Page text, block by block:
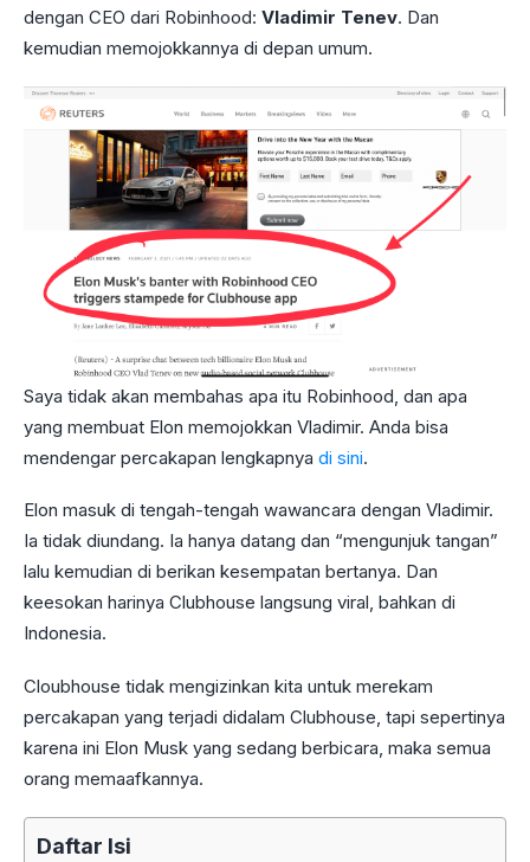
dengan CEO dari Robinhood: Vladimir Tenev. Dan
kemudian memojokkannya di depan umum.
Saya tidak akan membahas apa itu Robinhood, dan apa
yang membuat Elon memojokkan Vladimir. Anda bisa
mendengar percakapan lengkapnya di sini.
Elon masuk di tengah-tengah wawancara dengan Vladimir.
Ia tidak diundang. Ia hanya datang dan “mengunjuk tangan”
lalu kemudian di berikan kesempatan bertanya. Dan
keesokan harinya Clubhouse langsung viral, bahkan di
Indonesia.
Cloubhouse tidak mengizinkan kita untuk merekam
percakapan yang terjadi didalam Clubhouse, tapi sepertinya
karena ini Elon Musk yang sedang berbicara, maka semua
orang memaafkannya.
Daftar Isi